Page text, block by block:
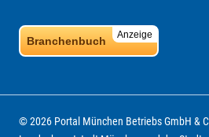
Anzeige
Branchenbuch
© 2026 Portal München Betriebs GmbH &